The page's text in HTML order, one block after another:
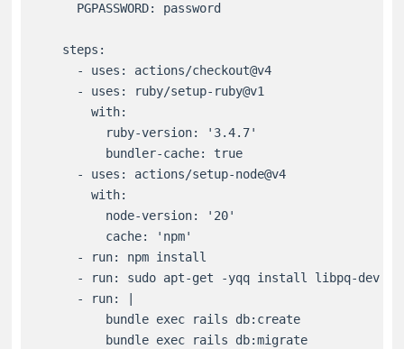
      PGPASSWORD: password
    steps:
      - uses: actions/checkout@v4
      - uses: ruby/setup-ruby@v1
        with:
          ruby-version: '3.4.7'
          bundler-cache: true
      - uses: actions/setup-node@v4
        with:
          node-version: '20'
          cache: 'npm'
      - run: npm install
      - run: sudo apt-get -yqq install libpq-dev
      - run: |
          bundle exec rails db:create
          bundle exec rails db:migrate